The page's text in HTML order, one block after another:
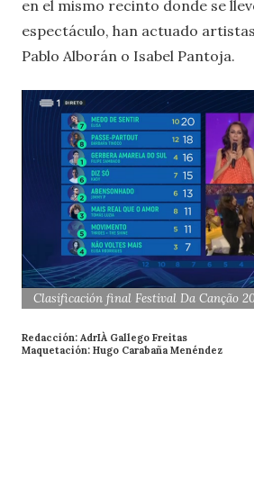
en el mismo recinto donde se
espectáculo, han actuado
Pablo Alborán o Isabel Pantoja.
Clasificación final Festival Da Canção
Redacción: AdrIÀ Gallego Freitas
Maquetación: Hugo Carabaña Menéndez